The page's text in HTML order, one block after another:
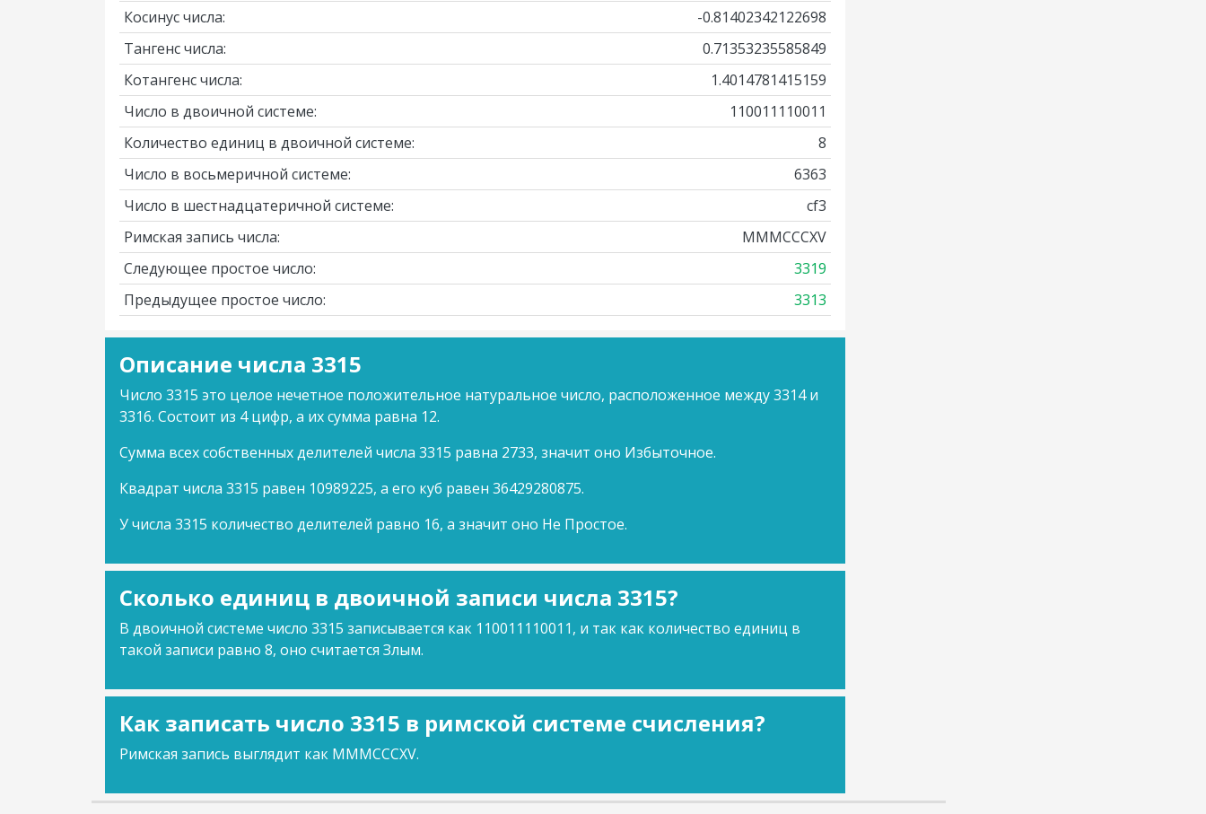
Косинус числа:
-0.81402342122698
Тангенс числа:
0.71353235585849
Котангенс числа:
1.4014781415159
Число в двоичной системе:
110011110011
Количество единиц в двоичной системе:
8
Число в восьмеричной системе:
6363
Число в шестнадцатеричной системе:
cf3
Римская запись числа:
MMMCCCXV
Следующее простое число:
3319
Предыдущее простое число:
3313
Описание числа 3315
Число 3315 это целое нечетное положительное натуральное число, расположенное между 3314 и
3316. Состоит из 4 цифр, а их сумма равна 12.
Сумма всех собственных делителей числа 3315 равна 2733, значит оно Избыточное.
Квадрат числа 3315 равен 10989225, а его куб равен 36429280875.
У числа 3315 количество делителей равно 16, а значит оно Не Простое.
Сколько единиц в двоичной записи числа 3315?
В двоичной системе число 3315 записывается как 110011110011, и так как количество единиц в
такой записи равно 8, оно считается Злым.
Как записать число 3315 в римской системе счисления?
Римская запись выглядит как MMMCCCXV.